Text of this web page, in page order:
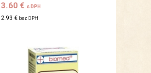
3.60 € s DPH
2.93 € bez DPH